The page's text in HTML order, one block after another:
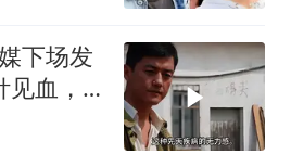
下场发
血，